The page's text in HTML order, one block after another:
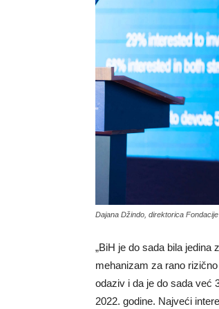
Dajana Džindo, direktorica
„BiH je do sada bila jedina
mehanizam za rano
odaziv i da je do sada već
2022. godine. Najveći